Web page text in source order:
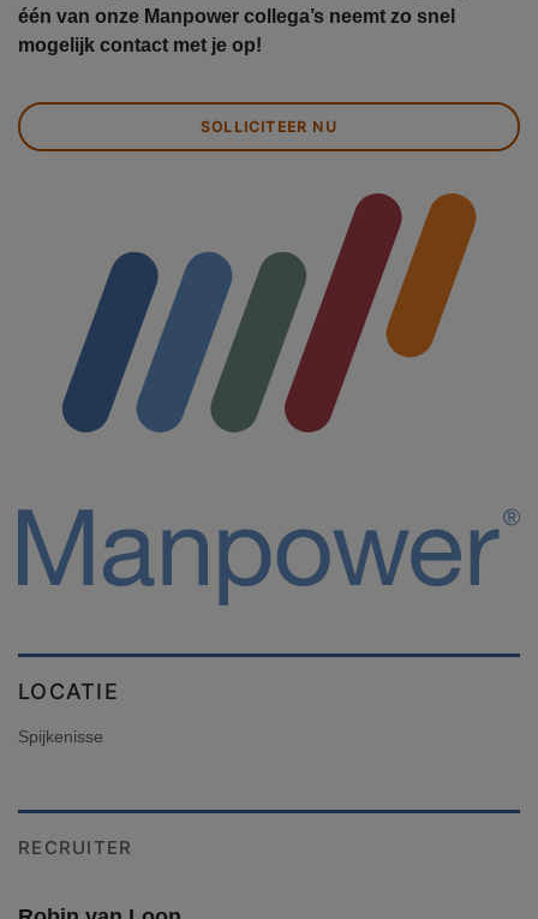
één van onze Manpower collega’s neemt zo snel
mogelijk contact met je op!
SOLLICITEER NU
LOCATIE
Spijkenisse
RECRUITER